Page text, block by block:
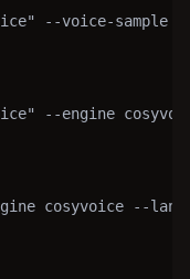
--voice-sample
--engine
cosyvoice --